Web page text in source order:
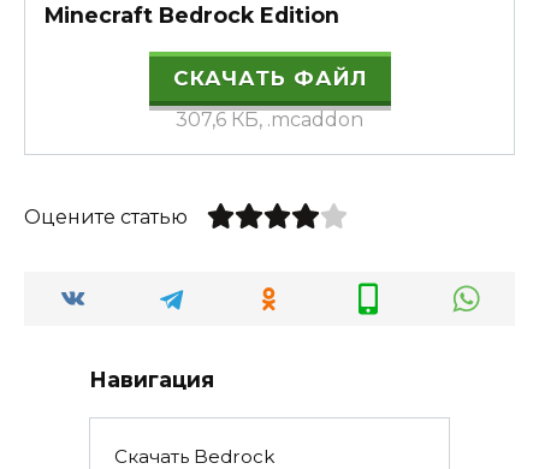
Minecraft Bedrock Edition
СКАЧАТЬ ФАЙЛ
307,6 КБ, .mcaddon
Оцените статью
Навигация
Скачать Bedrock